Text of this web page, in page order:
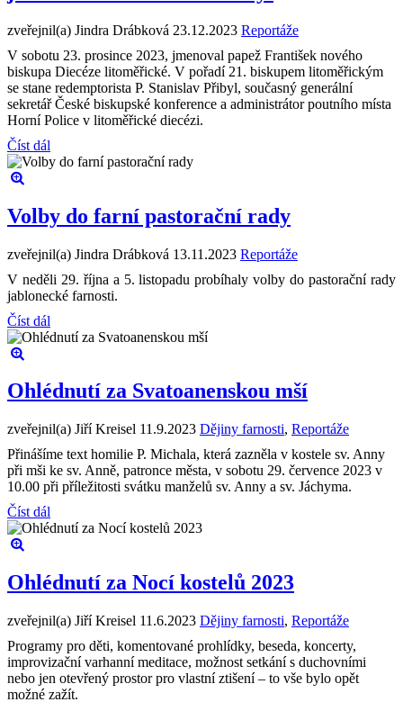
zveřejnil(a) Jindra Drábková 23.12.2023 Reportáže
V sobotu 23. prosince 2023, jmenoval papež František nového
biskupa Diecéze litoměřické. V pořadí 21. biskupem litoměřickým
se stane redemptorista P. Stanislav Přibyl, současný generální
sekretář České biskupské konference a administrátor poutního místa
Horní Police v litoměřické diecézi.
Číst dál
Volby do farní pastorační rady
zveřejnil(a) Jindra Drábková 13.11.2023 Reportáže
V neděli 29. října a 5. listopadu probíhaly volby do pastorační rady
jablonecké farnosti.
Číst dál
Ohlédnutí za Svatoanenskou mší
zveřejnil(a) Jiří Kreisel 11.9.2023 Dějiny farnosti, Reportáže
Přinášíme text homilie P. Michala, která zazněla v kostele sv. Anny
při mši ke sv. Anně, patronce města, v sobotu 29. července 2023 v
10.00 při příležitosti svátku manželů sv. Anny a sv. Jáchyma.
Číst dál
Ohlédnutí za Nocí kostelů 2023
zveřejnil(a) Jiří Kreisel 11.6.2023 Dějiny farnosti, Reportáže
Programy pro děti, komentované prohlídky, beseda, koncerty,
improvizační varhanní meditace, možnost setkání s duchovními
nebo jen otevřený prostor pro vlastní ztišení – to vše bylo opět
možné zažít.